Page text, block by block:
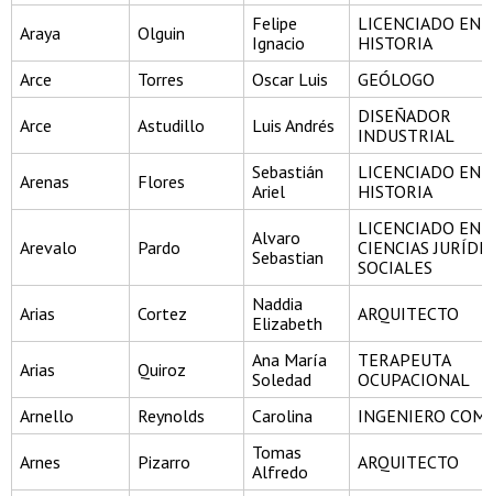
Araya Olguin
Felipe
Ignacio
LICENCIADO EN
HISTORIA
Arce
Torres Oscar Luis GEÓLOGO
Arce Astudillo Luis Andrés
DISEÑADOR
INDUSTRIAL
Arenas Flores
Sebastián
Ariel
LICENCIADO EN
HISTORIA
Arevalo Pardo
Alvaro
Sebastian
LICENCIADO EN
CIENCIAS
SOCIALES
Arias Cortez
Naddia
Elizabeth
ARQUITECTO
Arias Quiroz
Ana María
Soledad
TERAPEUTA
OCUPACIONAL
Arnello
Reynolds Carolina INGENIERO
Arnes Pizarro
Tomas
Alfredo
ARQUITECTO